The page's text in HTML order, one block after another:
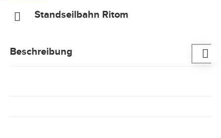
Standseilbahn Ritom
Beschreibung